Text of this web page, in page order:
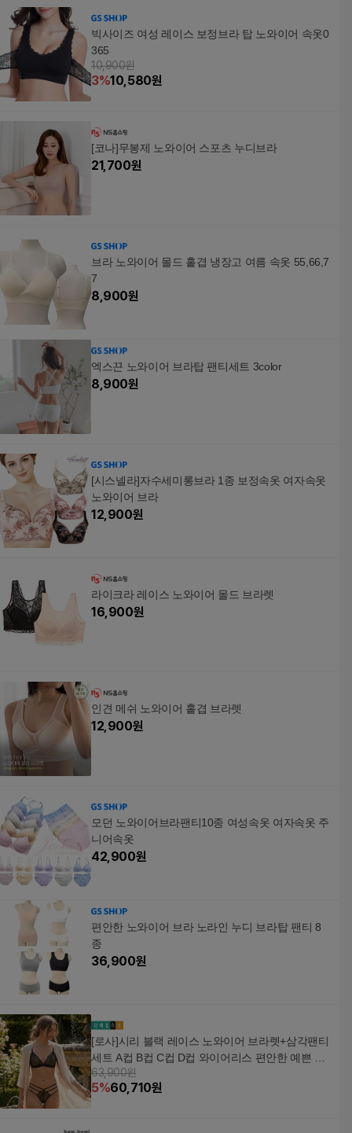
빅사이즈 여성 레이스 보정브라 탑 노와이어 속옷0
365
10,900원
3%10,580원
[코나]무봉제 노와이어 스포츠 누디브라
21,700원
브라 노와이어 몰드 홑겹 냉장고 여름 속옷 55,66,7
7
8,900원
엑스끈 노와이어 브라탑 팬티세트 3color
8,900원
[시스넬라]자수세미롱브라 1종 보정속옷 여자속옷
노와이어 브라
12,900원
라이크라 레이스 노와이어 몰드 브라렛
16,900원
인견 메쉬 노와이어 홑겹 브라렛
12,900원
모던 노와이어브라팬티10종 여성속옷 여자속옷 주
니어속옷
42,900원
편안한 노와이어 브라 노라인 누디 브라탑 팬티 8
종
36,900원
[로사]시리 블랙 레이스 노와이어 브라렛+삼각팬티
세트 A컵 B컵 C컵 D컵 와이어리스 편안한 예쁜 수
입
63,900원
5%60,710원